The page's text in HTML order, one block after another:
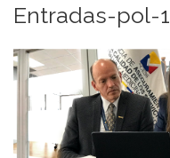
Entradas-pol-1